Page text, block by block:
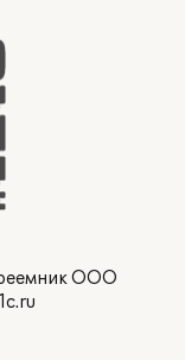
ООО